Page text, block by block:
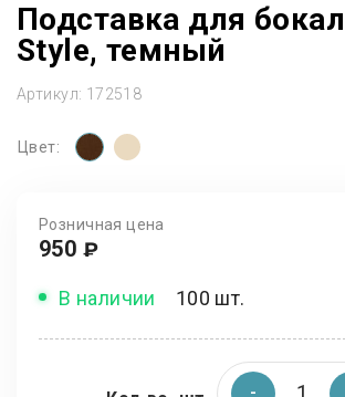
Подставка для
Style, темный
Артикул: 172518
Цвет:
Розничная цена
950 ₽
В наличии 100 шт.